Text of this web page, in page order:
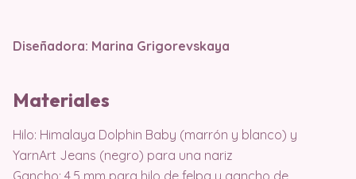
Diseñadora: Marina Grigorevskaya
Materiales
Hilo: Himalaya Dolphin Baby (marrón y blanco) y
YarnArt Jeans (negro) para una nariz